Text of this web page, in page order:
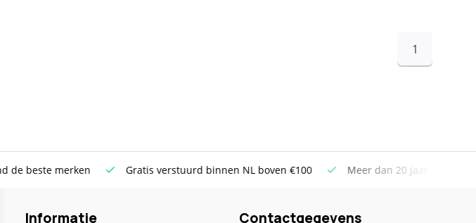
1
merken Gratis verstuurd binnen NL boven €100 Meer dan 20 jaar Telecom
Informatie Contactgegevens